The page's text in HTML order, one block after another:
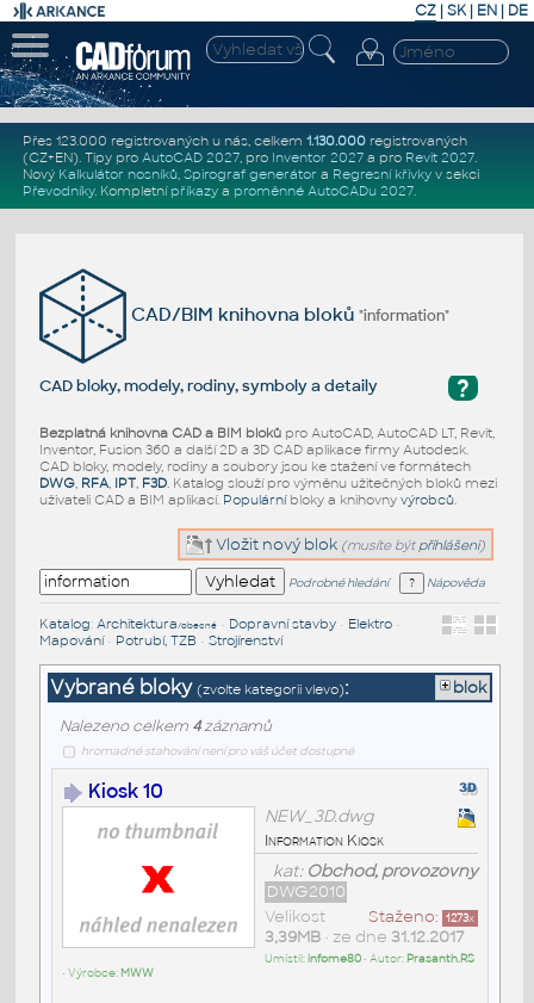
CZ | SK| EN | DE
Přes 123.000 registrovaných u nás, celkem 1.130.000registrovaných
(CZ+EN). Tipy pro AutoCAD 2027, pro Inventor 2027a pro Revit 2027.
Nový Kalkulátor nosníků, Spirograf generátor a Regresní křivkyv sekci
Převodníky. Kompletní příkazya proměnné AutoCADu 2027.
CAD/BIM knihovna bloků"information"
?
CAD bloky, modely, rodiny, symboly a detaily
Bezplatná knihovna CAD a BIM blokůpro AutoCAD, AutoCAD LT, Revit,
Inventor, Fusion 360 a další 2D a 3D CAD aplikace firmy Autodesk.
CAD bloky, modely, rodiny a soubory jsou ke stažení ve formátech
DWG, RFA, IPT, F3D. Katalog slouží pro výměnu užitečných bloků mezi
uživateli CAD a BIM aplikací. Populárníbloky a knihovny výrobců.
Vložit nový blok (musíte být přihlášeni)
Podrobné hledání Nápověda
Katalog: Architektura/obecné• Dopravní stavby• Elektro•
Mapování• Potrubí, TZB • Strojírenství
Vybrané bloky (zvolte kategorii vlevo): blok
Nalezeno celkem 4záznamů
hromadné stahování není pro váš účet dostupné
Kiosk 10
NEW_3D.dwg
Information Kiosk
kat: Obchod, provozovny
DWG2010
Staženo: 1273x
Velikost
3,39MB• ze dne 31.12.2017
Umístil:infome80• Autor: Prasanth.RS
• Výrobce: MWW